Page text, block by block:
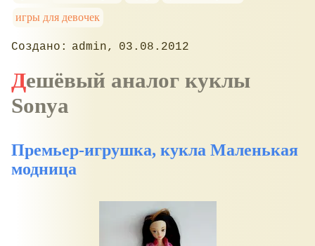
игры для девочек
admin 03.08.2012
Дешёвый аналог куклы
Sonya
Премьер-игрушка, кукла Маленькая
модница